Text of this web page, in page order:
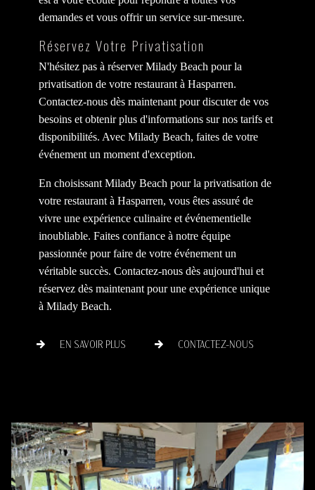
demandes et vous offrir un service sur-mesure.
Réservez Votre Privatisation
N'hésitez pas à réserver Milady Beach pour la
privatisation de votre restaurant à Hasparren.
Contactez-nous dès maintenant pour discuter de vos
besoins et obtenir plus d'informations sur nos tarifs et
disponibilités. Avec Milady Beach, faites de votre
événement un moment d'exception.
En choisissant Milady Beach pour la privatisation de
votre restaurant à Hasparren, vous êtes assuré de
vivre une expérience culinaire et événementielle
inoubliable. Faites confiance à notre équipe
passionnée pour faire de votre événement un
véritable succès. Contactez-nous dès aujourd'hui et
réservez dès maintenant pour une expérience unique
à Milady Beach.
EN SAVOIR PLUS CONTACTEZ-NOUS